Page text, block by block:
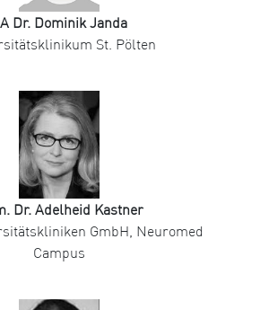
Dr. Dominik Janda
St. Pölten
Dr. Adelheid Kastner
GmbH, Neuromed
Campus